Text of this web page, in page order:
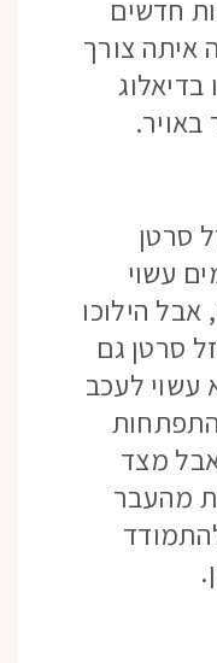
חדשים
איתה צורך
סרטן
עשוי
אבל הילוכו
סרטן גם
עשוי לעכב
מצד
מהעבר